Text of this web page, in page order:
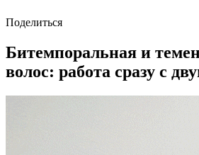
Поделиться
Битемпоральная и
волос: работа сразу с